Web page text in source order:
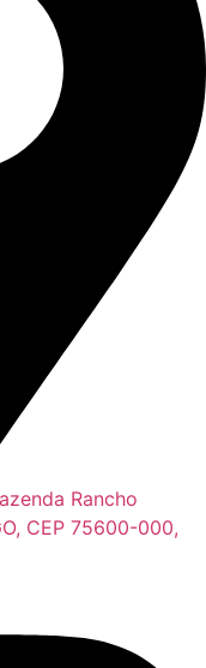
Rancho
CEP 75600-000,